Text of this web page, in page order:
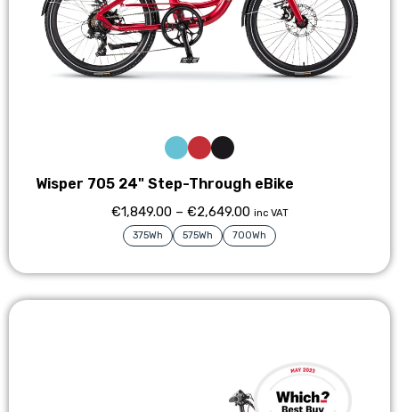
Wisper 705 24" Step-Through eBike
€1,849.00– €2,649.00 inc VAT
375Wh 575Wh 700Wh